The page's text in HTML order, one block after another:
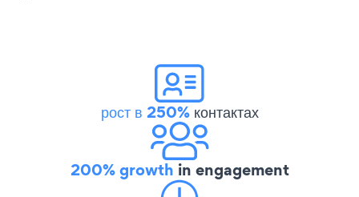
рост в 250%контактах
200% growth in engagement